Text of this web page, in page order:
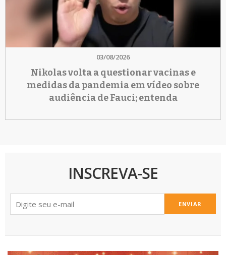
03/08/2026
Nikolas volta a questionar vacinas e
medidas da pandemia em vídeo sobre
audiência de Fauci; entenda
INSCREVA-SE
ENVIAR